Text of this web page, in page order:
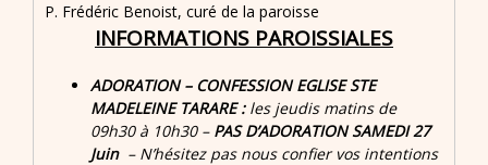
P. Frédéric Benoist, curé de la paroisse
INFORMATIONS PAROISSIALES
ADORATION – CONFESSION EGLISE STE
MADELEINE TARARE : les jeudis matins de
09h30 à 10h30 – PAS D’ADORATION SAMEDI 27
Juin – N’hésitez pas nous confier vos intentions